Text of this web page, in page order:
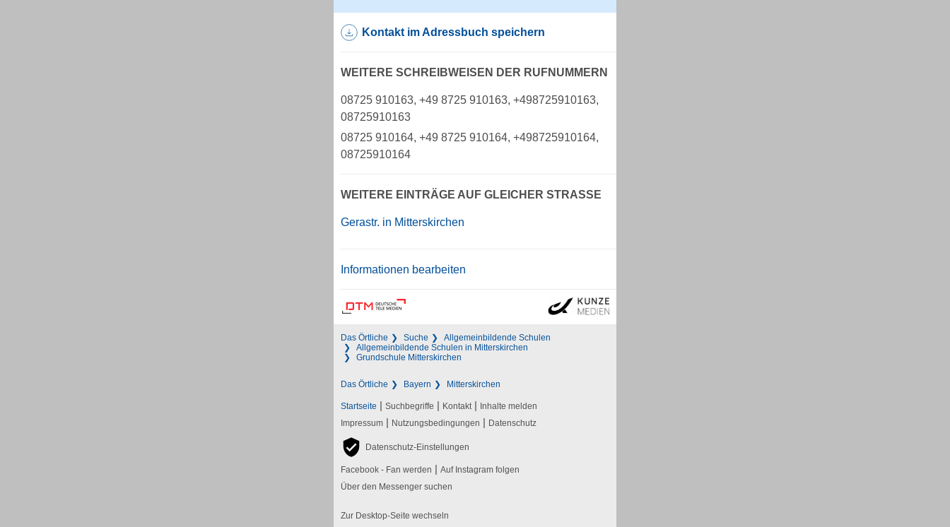
Kontakt im Adressbuch speichern
WEITERE SCHREIBWEISEN DER RUFNUMMERN
08725 910163, +49 8725 910163, +498725910163,
08725910163
08725 910164, +49 8725 910164, +498725910164,
08725910164
WEITERE EINTRÄGE AUF GLEICHER STRASSE
Gerastr. in Mitterskirchen
Informationen bearbeiten
Das Örtliche Suche
Allgemeinbildende Schulen
Allgemeinbildende Schulen in Mitterskirchen
Grundschule Mitterskirchen
Das Örtliche Bayern Mitterskirchen
Startseite | Suchbegriffe | Kontakt | Inhalte melden
Impressum | Nutzungsbedingungen | Datenschutz
Datenschutz-Einstellungen
Facebook - Fan werden | Auf Instagram folgen
Über den Messenger suchen
Zur Desktop-Seite wechseln